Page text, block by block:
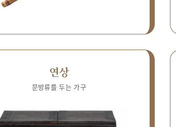
연상
문방류를 두는 가구